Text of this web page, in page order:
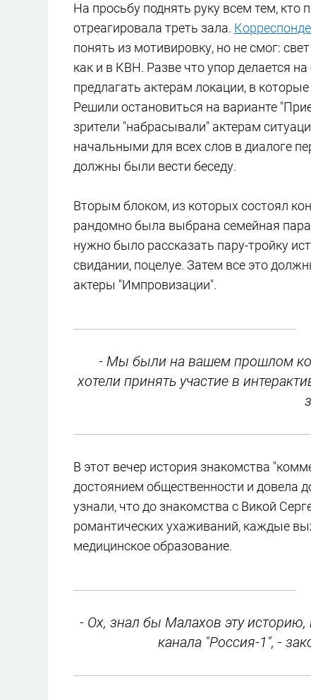
На просьбу поднять руку всем тем,
отреагировала треть зала.
понять из мотивировку, но не смог:
как и в КВН. Разве что упор делается
предлагать актерам локации, в
Решили остановиться на варианте
зрители "набрасывали" актерам
начальными для всех слов в диалоге
должны были вести беседу.
Вторым блоком, из которых состоял
рандомно была выбрана семейная
нужно было рассказать пару-тройку
свидании, поцелуе. Затем все это
актеры "Импровизации".
- Мы были на вашем прошлом
хотели принять участие в
В этот вечер история знакомства
достоянием общественности и довела
узнали, что до знакомства с Викой
романтических ухаживаний, каждые
медицинское образование.
- Ох, знал бы Малахов эту
канала "Россия-1", -